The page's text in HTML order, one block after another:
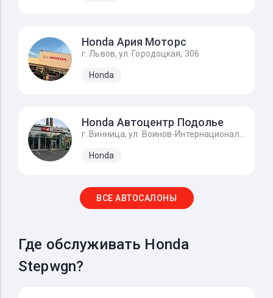
Honda Ария Моторс
г. Львов, ул. Городоцкая, 306
Honda
Honda Автоцентр Подолье
Honda
ВСЕ АВТОСАЛОНЫ
Где обслуживать Honda
Stepwgn?